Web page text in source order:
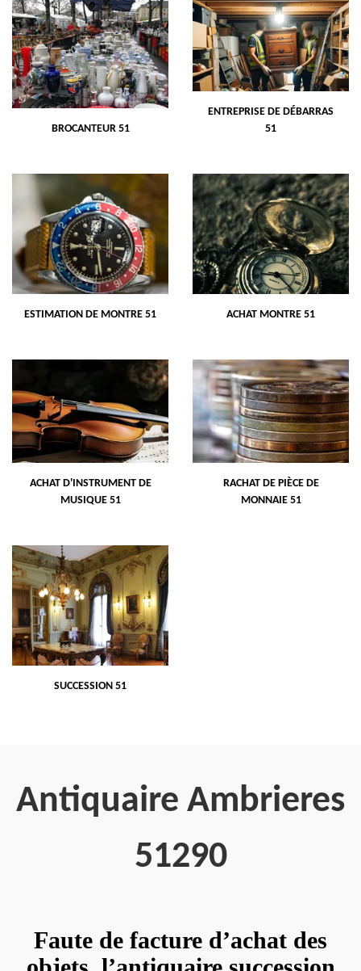
BROCANTEUR 51
ENTREPRISE DE DÉBARRAS
51
ESTIMATION DE MONTRE 51 ACHAT MONTRE 51
ACHAT D'INSTRUMENT DE
MUSIQUE 51
RACHAT DE PIÈCE DE
MONNAIE 51
SUCCESSION 51
Antiquaire Ambrieres
51290
Faute de facture d’achat des